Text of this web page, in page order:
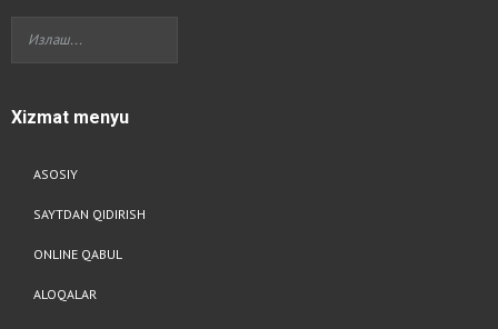
Xizmat menyu
ASOSIY
SAYTDAN QIDIRISH
ONLINE QABUL
ALOQALAR